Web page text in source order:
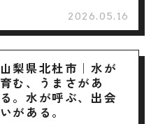
2026.05.16
山梨県北杜市｜水が
育む、うまさがあ
る。水が呼ぶ、出会
いがある。